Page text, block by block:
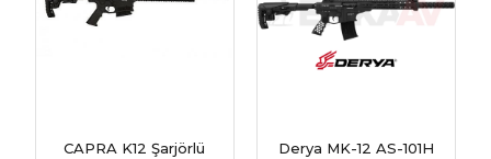
CAPRA K12 Şarjörlü
Derya MK-12 AS-101H